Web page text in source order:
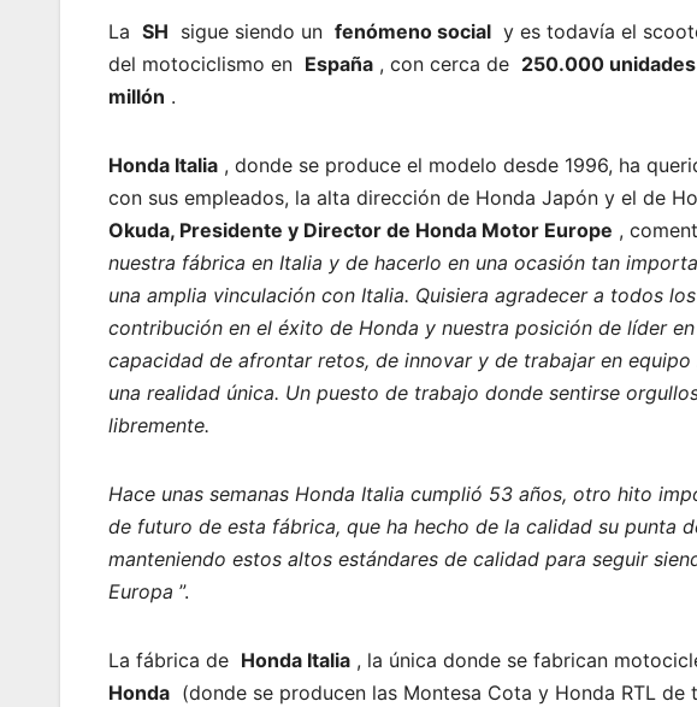
La SH sigue siendo un fenómeno social y es todavía el
del motociclismo en España , con cerca de 250.000 unidades
millón .
Honda Italia , donde se produce el modelo desde 1996, ha
con sus empleados, la alta dirección de Honda Japón y el de
Okuda, Presidente y Director de Honda Motor Europe ,
nuestra fábrica en Italia y de hacerlo en una ocasión tan
una amplia vinculación con Italia. Quisiera agradecer a todos
contribución en el éxito de Honda y nuestra posición de líder
capacidad de afrontar retos, de innovar y de trabajar en
una realidad única. Un puesto de trabajo donde sentirse
libremente.
Hace unas semanas Honda Italia cumplió 53 años, otro hito
de futuro de esta fábrica, que ha hecho de la calidad su punta
manteniendo estos altos estándares de calidad para seguir
Europa ”.
La fábrica de Honda Italia , la única donde se fabrican
Honda (donde se producen las Montesa Cota y Honda RTL